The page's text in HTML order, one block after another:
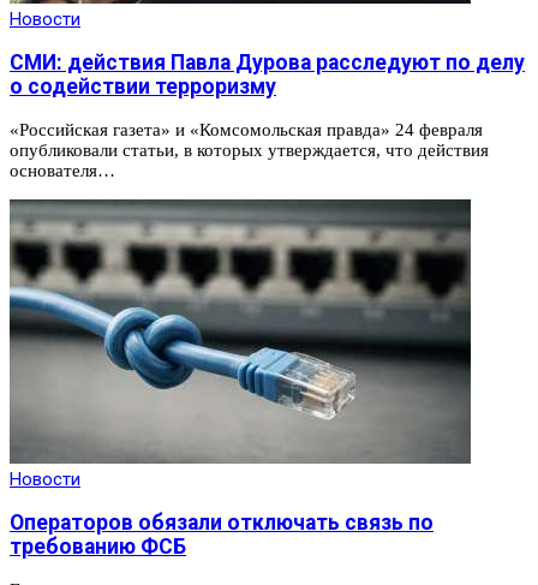
Новости
СМИ: действия Павла Дурова расследуют по делу
о содействии терроризму
«Российская газета» и «Комсомольская правда» 24 февраля
опубликовали статьи, в которых утверждается, что действия
основателя…
Новости
Операторов обязали отключать связь по
требованию ФСБ